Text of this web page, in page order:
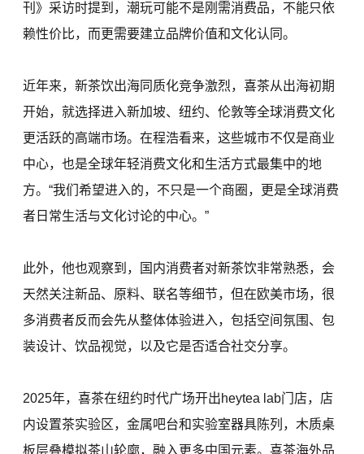
刊》采访时提到，潮玩可能不是刚需消费品，不能只依
赖性价比，而更需要建立品牌价值和文化认同。
近年来，新茶饮出海同质化竞争激烈，喜茶从出海初期
开始，就选择进入新加坡、纽约、伦敦等全球消费文化
更活跃的高端市场。在程浩看来，这些城市不仅是商业
中心，也是全球年轻消费文化和生活方式最集中的地
方。“我们希望进入的，不只是一个商圈，更是全球消费
者日常生活与文化讨论的中心。”
此外，他也观察到，国内消费者对新茶饮非常熟悉，会
天然关注新品、原料、联名等细节，但在欧美市场，很
多消费者反而会先从整体体验进入，包括空间氛围、包
装设计、饮品视觉，以及它是否适合社交分享。
2025年，喜茶在纽约时代广场开出heytea lab门店，店
内设置茶实验区，金属吧台和实验室器具陈列，木质桌
板层叠模拟茶山轮廓，融入更多中国元素。喜茶海外品